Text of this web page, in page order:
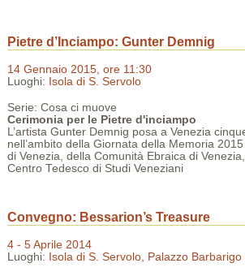
Pietre d’Inciampo: Gunter Demnig
14 Gennaio 2015, ore 11:30
Luoghi: Isola di S. Servolo
Serie: Cosa ci muove
Cerimonia per le Pietre d'inciampo
L’artista Gunter Demnig posa a Venezia
nell’ambito della Giornata della Memoria
di Venezia, della Comunità Ebraica di
Centro Tedesco di Studi Veneziani
Convegno: Bessarion’s Treasure
4 - 5 Aprile 2014
Luoghi: Isola di S. Servolo, Palazzo